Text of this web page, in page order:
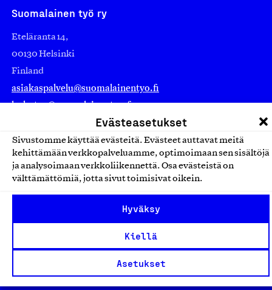
Evästeasetukset
Sivustomme käyttää evästeitä. Evästeet auttavat meitä
kehittämään verkkopalveluamme, optimoimaan sen sisältöjä
ja analysoimaan verkkoliikennettä. Osa evästeistä on
välttämättömiä, jotta sivut toimisivat oikein.
Hyväksy
Kiellä
Asetukset
Suomalainen työ ry
Eteläranta 14,
00130 Helsinki
Finland
asiakaspalvelu@suomalainentyo.fi
laskutus@suomalainentyo.fi
Avainlippu